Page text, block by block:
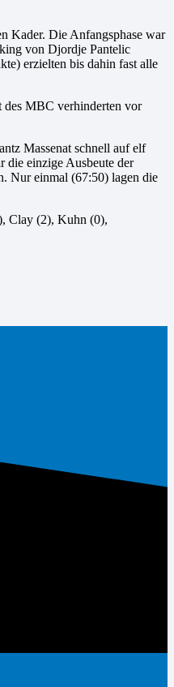
Kader. Die Anfangsphase war
von Djordje Pantelic
erzielten bis dahin fast alle
des MBC verhinderten vor
Massenat schnell auf elf
einzige Ausbeute der
Nur einmal (67:50) lagen die
Clay (2), Kuhn (0),